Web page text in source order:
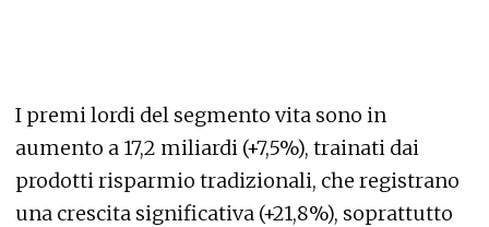
I premi lordi del segmento vita sono in
aumento a 17,2 miliardi (+7,5%), trainati dai
prodotti risparmio tradizionali, che registrano
una crescita significativa (+21,8%), soprattutto